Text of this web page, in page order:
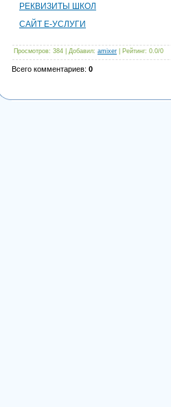
РЕКВИЗИТЫ ШКОЛ
САЙТ Е-УСЛУГИ
Просмотров: 384 | Добавил: amixer Рейтинг: 0.0/0
Всего комментариев: 0